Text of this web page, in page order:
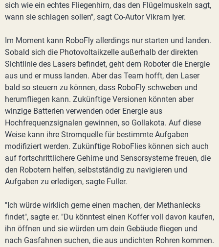
sich wie ein echtes Fliegenhirn, das den Flügelmuskeln sagt,
wann sie schlagen sollen", sagt Co-Autor Vikram Iyer.
Im Moment kann RoboFly allerdings nur starten und landen.
Sobald sich die Photovoltaikzelle außerhalb der direkten
Sichtlinie des Lasers befindet, geht dem Roboter die Energie
aus und er muss landen. Aber das Team hofft, den Laser
bald so steuern zu können, dass RoboFly schweben und
herumfliegen kann. Zukünftige Versionen könnten aber
winzige Batterien verwenden oder Energie aus
Hochfrequenzsignalen gewinnen, so Gollakota. Auf diese
Weise kann ihre Stromquelle für bestimmte Aufgaben
modifiziert werden. Zukünftige RoboFlies können sich auch
auf fortschrittlichere Gehirne und Sensorsysteme freuen, die
den Robotern helfen, selbstständig zu navigieren und
Aufgaben zu erledigen, sagte Fuller.
"Ich würde wirklich gerne einen machen, der Methanlecks
findet", sagte er. "Du könntest einen Koffer voll davon kaufen,
ihn öffnen und sie würden um dein Gebäude fliegen und
nach Gasfahnen suchen, die aus undichten Rohren kommen.